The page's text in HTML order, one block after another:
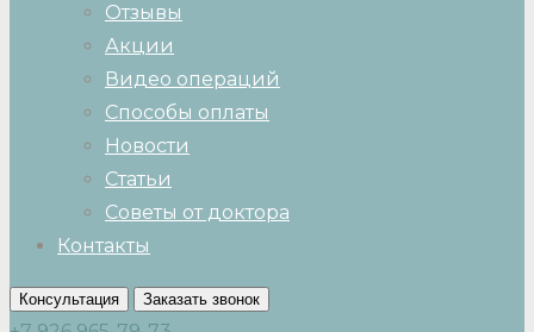
Отзывы
Акции
Видео операций
Способы оплаты
Новости
Статьи
Советы от доктора
Контакты
Консультация Заказать звонок